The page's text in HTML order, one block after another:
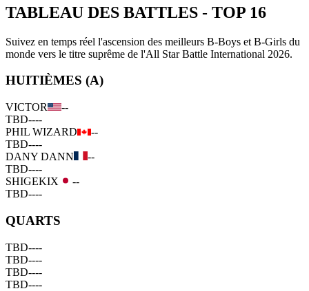
TABLEAU DES BATTLES - TOP 16
Suivez en temps réel l'ascension des meilleurs B-Boys et B-Girls du
monde vers le titre suprême de l'All Star Battle International 2026.
HUITIÈMES (A)
VICTOR
--
TBD----
PHIL WIZARD
--
TBD----
DANY DANN
--
TBD----
SHIGEKIX
--
TBD----
QUARTS
TBD----
TBD----
TBD----
TBD----